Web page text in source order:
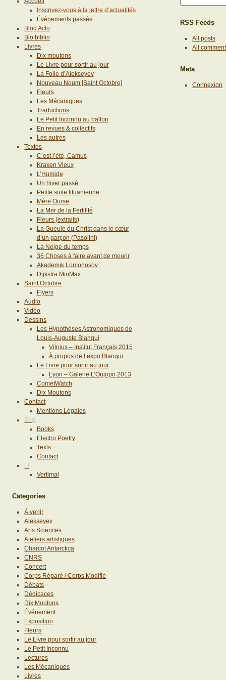
Inscrivez-vous à la lettre d’actualités
Évènements passés
Blog Actu
Bio biblio
Livres
Dix moutons
Le Livre pour sortir au jour
La Folie d’Alekseyev
Nouveau Noum [Saint Octobre]
Fleurs
Les Mécaniques
Traductions
Le Petit Inconnu au ballon
En revues & collectifs
Les autres
Textes
C’est l’été, Camus
Kraken Vieux
L’Humide
Un hiver passé
Petite suite lituanienne
Mère Ourse
La Mer de la Fertilité
Fleurs (extraits)
La Gueule du Christ dans le cœur
d’un garçon (Pasolini)
La Neige du temps
36 Choses à faire avant de mourir
Akademik Lomonosov
Dijkstra MinMax
Saint Octobre
Flyers
Audio
Vidéo
Dessins
Les Hypothèses Astronomiques de
Louis-Auguste Blanqui
Vilnius – Institut Français 2015
À propos de l’expo Blanqui
Le Livre pour sortir au jour
Lyon – Galerie L’Oujopo 2013
CometWatch
Dix Moutons
Contact
Mentions Légales
Eng
Books
Electro Poetry
Texts
Contact
Lt
Vertimai
Categories
À venir
Alekseyev
Arts Sciences
Ateliers artistiques
Charcot Antarctica
CNRS
Concert
Corps Réparé / Corps Modifié
Débats
Dédicaces
Dix Moutons
Événement
Exposition
Fleurs
Le Livre pour sortir au jour
Le Petit Inconnu
Lectures
Les Mécaniques
Livres
RSS Feeds
All posts
All
Meta
Connexion